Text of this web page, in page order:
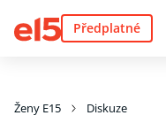
Předplatné
Ženy E15 Diskuze